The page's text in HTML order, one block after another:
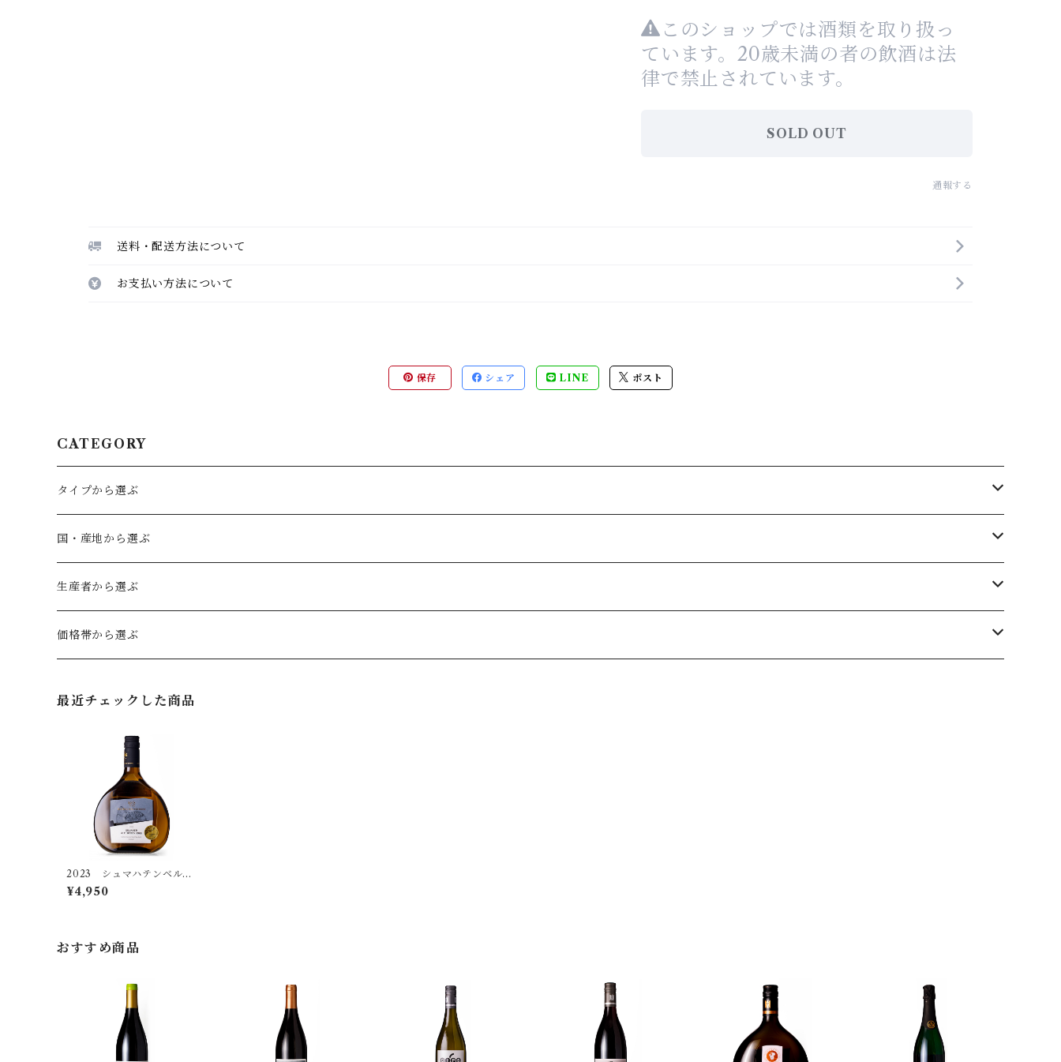
このショップでは酒類を取り扱っ
ています。20歳未満の者の飲酒は法
律で禁止されています。
SOLD OUT
通報する
送料・配送方法について
お支払い方法について
保存 シェア LINE ポスト
CATEGORY
タイプから選ぶ
赤ワイン
フルボディ
ミディアムボディ
白ワイン
辛口
ロゼワイン
国・産地から選ぶ
ドイツ
ファルツ
ラインガウ
オーストリア
生産者から選ぶ
ヴェルトナー
シュヴェートヘルム
シュマハテンベルガー
プリューガー
価格帯から選ぶ
5,000円（税込）〜7,999円（税込）
8,000円（税込）〜
最近チェックした商品
2023 シュマハテンベルガ
ー ジルヴァーナー アル
テレーベン トロッケン
¥4,950
おすすめ商品